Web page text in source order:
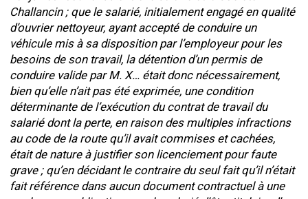
Challancin ; que le salarié, initialement engagé en qualité
d’ouvrier nettoyeur, ayant accepté de conduire un
véhicule mis à sa disposition par l’employeur pour les
besoins de son travail, la détention d’un permis de
conduire valide par M. X… était donc nécessairement,
bien qu’elle n’ait pas été exprimée, une condition
déterminante de l’exécution du contrat de travail du
salarié dont la perte, en raison des multiples infractions
au code de la route qu’il avait commises et cachées,
était de nature à justifier son licenciement pour faute
grave ; qu’en décidant le contraire du seul fait qu’il n’était
fait référence dans aucun document contractuel à une